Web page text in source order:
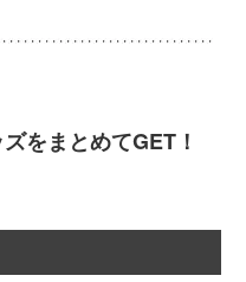
をまとめてGET！